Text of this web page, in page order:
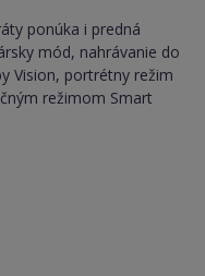
ponúka i predná
mód, nahrávanie do
Vision, portrétny režim
režimom Smart